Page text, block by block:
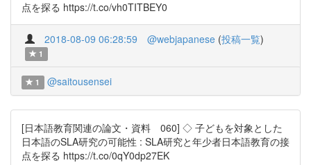
点を探る https://t.co/vh0TITBEY0
2018-08-09 06:28:59 @webjapanese (投稿一覧)
1
1 @saitousensei
[日本語教育関連の論文・資料 060] ◇ 子どもを対象とした
日本語のSLA研究の可能性 : SLA研究と年少者日本語教育の接
点を探る https://t.co/0qY0dp27EK